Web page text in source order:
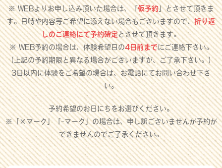
※ WEBよりお申し込み頂いた場合は、「仮予約」とさせて頂きま
す。日時や内容等ご希望に添えない場合もございますので、折り返
しのご連絡にて予約確定とさせて頂きます。
※ WEB予約の場合は、体験希望日の4日前までにご連絡下さい。
（上記の予約期限と異なる場合がございますが、ご了承下さい。）
3日以内に体験をご希望の場合は、お電話にてお問い合わせ下さ
い。
予約希望のお日にちをお選びください。
※「×マーク」「-マーク」の場合は、申し訳ございませんが予約が
できませんのでご了承ください。